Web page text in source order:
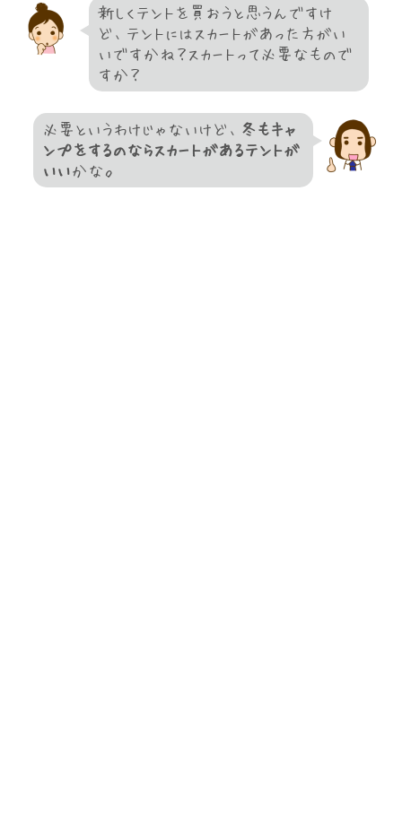
新しくテントを買おうと思うんですけ
ど、テントにはスカートがあった方がい
いですかね？スカートって必要なもので
すか？
必要というわけじゃないけど、 冬もキャ
ンプをするのならスカートがあるテントが
いいかな。